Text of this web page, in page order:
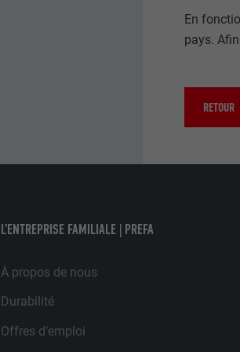
En
pays.
RETOUR
L’ENTREPRISE FAMILIALE | PREFA
À propos de nous
Durabilité
Offres d’emploi
UTILITÉ
EXPIRATION